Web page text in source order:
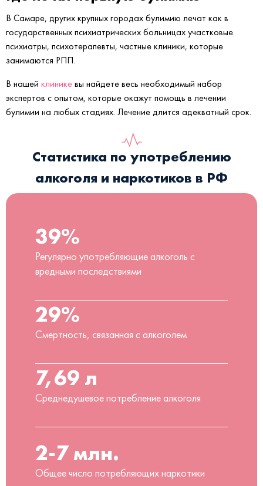
В Самаре, других крупных городах булимию лечат как в
государственных психиатрических больницах участковые
психиатры, психотерапевты, частные клиники, которые
занимаются РПП.
В нашей клинике вы найдете весь необходимый набор
экспертов с опытом, которые окажут помощь в лечении
булимии на любых стадиях. Лечение длится адекватный срок.
Статистика по употреблению
алкоголя и наркотиков в РФ
39%
Регулярно употребляющие алкоголь с
вредными последствиями
29%
Смертность, связанная с алкоголем
7,69 л
Среднедушевое потребление алкоголя
2-7 млн.
Общее число потребляющих наркотики